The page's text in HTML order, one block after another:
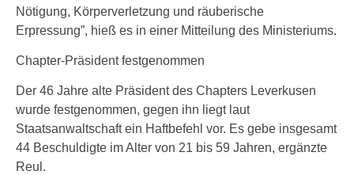
Nötigung, Körperverletzung und räuberische
Erpressung”, hieß es in einer Mitteilung des Ministeriums.
Chapter-Präsident festgenommen
Der 46 Jahre alte Präsident des Chapters Leverkusen
wurde festgenommen, gegen ihn liegt laut
Staatsanwaltschaft ein Haftbefehl vor. Es gebe insgesamt
44 Beschuldigte im Alter von 21 bis 59 Jahren, ergänzte
Reul.